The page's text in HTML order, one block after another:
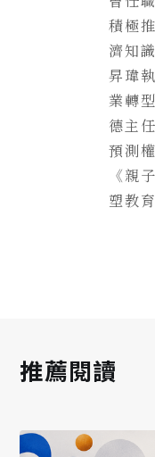
積極
濟知
昇瑋
業轉
德主
預測
《親
塑教
推薦閱讀